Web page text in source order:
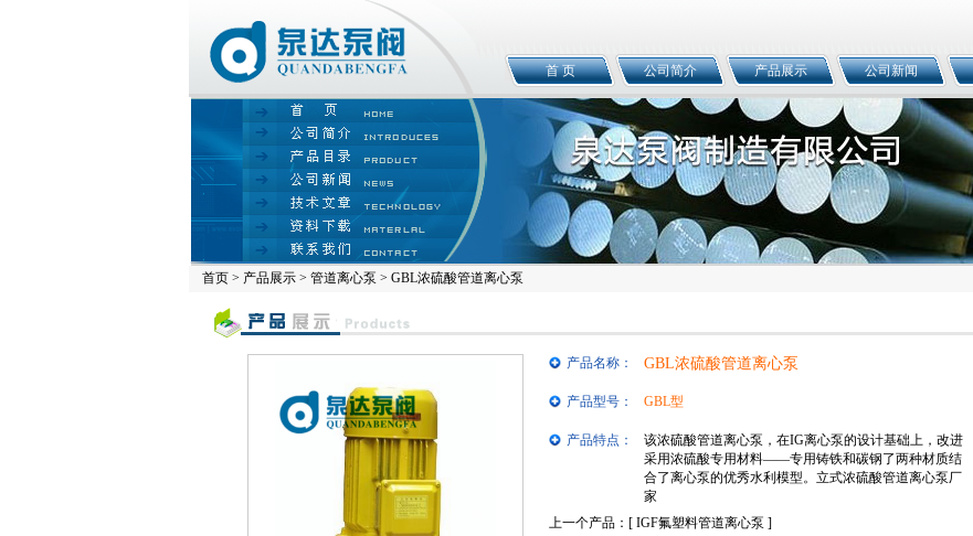
首 页 公司简介 产品展示 公司新闻
首页> 产品展示> 管道离心泵 > GBL浓硫酸管道离心泵
产品名称： GBL浓硫酸管道离心泵
产品型号： GBL型
产品特点：
该浓硫酸管道离心泵，在IG离心泵的设计基础上，改进
采用浓硫酸专用材料——专用铸铁和碳钢了两种材质结
合了离心泵的优秀水利模型。立式浓硫酸管道离心泵厂
家
上一个产品：[ IGF氟塑料管道离心泵 ]